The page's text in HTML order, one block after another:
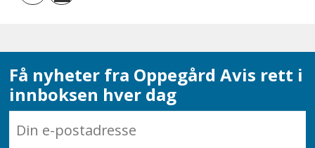
Få nyheter fra Oppegård Avis rett i
innboksen hver dag